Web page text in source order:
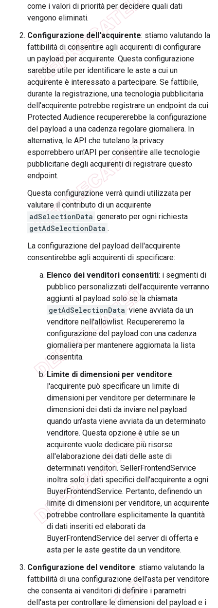
come i valori di priorità per decidere quali dati
vengono eliminati.
Configurazione dell'acquirente: stiamo valutando la
fattibilità di consentire agli acquirenti di configurare
un payload per acquirente. Questa configurazione
sarebbe utile per identificare le aste a cui un
acquirente è interessato a partecipare. Se fattibile,
durante la registrazione, una tecnologia pubblicitaria
dell'acquirente potrebbe registrare un endpoint da cui
Protected Audience recupererebbe la configurazione
del payload a una cadenza regolare giornaliera. In
alternativa, le API che tutelano la privacy
esporrebbero un'API per consentire alle tecnologie
pubblicitarie degli acquirenti di registrare questo
endpoint.
Questa configurazione verrà quindi utilizzata per
valutare il contributo di un acquirente
adSelectionData generato per ogni richiesta
getAdSelectionData .
La configurazione del payload dell'acquirente
consentirebbe agli acquirenti di specificare:
Elenco dei venditori consentiti: i segmenti di
pubblico personalizzati dell'acquirente verranno
aggiunti al payload solo se la chiamata
getAdSelectionData viene avviata da un
venditore nell'allowlist. Recupereremo la
configurazione del payload con una cadenza
giornaliera per mantenere aggiornata la lista
consentita.
Limite di dimensioni per venditore:
l'acquirente può specificare un limite di
dimensioni per venditore per determinare le
dimensioni dei dati da inviare nel payload
quando un'asta viene avviata da un determinato
venditore. Questa opzione è utile se un
acquirente vuole dedicare più risorse
all'elaborazione dei dati delle aste di
determinati venditori. SellerFrontendService
inoltra solo i dati specifici dell'acquirente a ogni
BuyerFrontendService. Pertanto, definendo un
limite di dimensioni per venditore, un acquirente
potrebbe controllare esplicitamente la quantità
di dati inseriti ed elaborati da
BuyerFrontendService del server di offerta e
asta per le aste gestite da un venditore.
Configurazione del venditore: stiamo valutando la
fattibilità di una configurazione dell'asta per venditore
che consenta ai venditori di definire i parametri
dell'asta per controllare le dimensioni del payload e i